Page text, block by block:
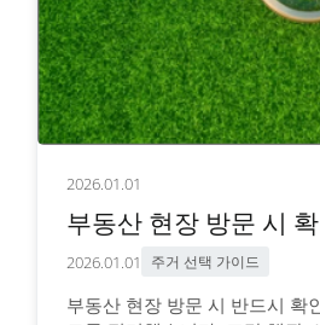
2026.01.01
부동산 현장 방문 시
2026.01.01 주거 선택 가이드
부동산 현장 방문 시 반드시 확